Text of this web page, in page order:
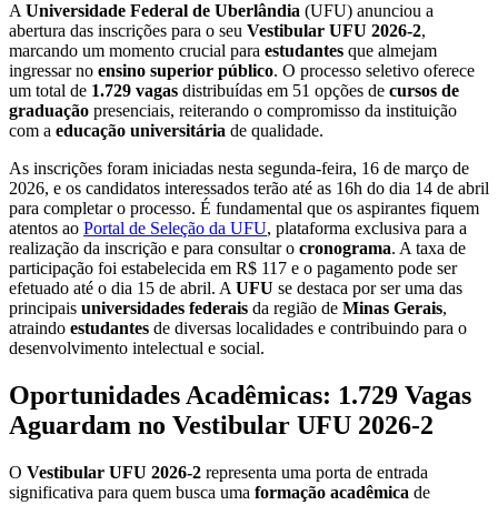
A Universidade Federal de Uberlândia (UFU) anunciou a
abertura das inscrições para o seu Vestibular UFU 2026-2,
marcando um momento crucial para estudantes que almejam
ingressar no ensino superior público. O processo seletivo oferece
um total de 1.729 vagas distribuídas em 51 opções de cursos de
graduação presenciais, reiterando o compromisso da instituição
com a educação universitária de qualidade.
As inscrições foram iniciadas nesta segunda-feira, 16 de março de
2026, e os candidatos interessados terão até as 16h do dia 14 de abril
para completar o processo. É fundamental que os aspirantes fiquem
atentos ao Portal de Seleção da UFU, plataforma exclusiva para a
realização da inscrição e para consultar o cronograma. A taxa de
participação foi estabelecida em R$ 117 e o pagamento pode ser
efetuado até o dia 15 de abril. A UFU se destaca por ser uma das
principais universidades federais da região de Minas Gerais,
atraindo estudantes de diversas localidades e contribuindo para o
desenvolvimento intelectual e social.
Oportunidades Acadêmicas: 1.729 Vagas
Aguardam no Vestibular UFU 2026-2
O Vestibular UFU 2026-2 representa uma porta de entrada
significativa para quem busca uma formação acadêmica de